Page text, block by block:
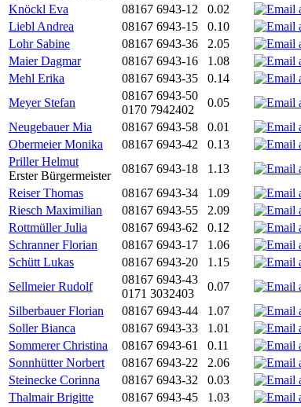
Knöckl Eva
08167 6943-12 0.02
Liebl Andrea
08167 6943-15 0.10
Lohr Sabine
08167 6943-36 2.05
Maier Dagmar
08167 6943-16 1.08
Mehl Erika
08167 6943-35 0.14
Meyer Stefan
08167 6943-50
0170 7942402
0.05
Neugebauer Mia
08167 6943-58 0.01
Obermeier Monika
08167 6943-42 0.13
Priller Helmut
Erster Bürgermeister
08167 6943-18 1.13
Reiser Thomas
08167 6943-34 1.09
Riesch Maximilian
08167 6943-55 2.09
Rottmüller Julia
08167 6943-62 0.12
Schranner Florian
08167 6943-17 1.06
Schütt Lukas
08167 6943-20 1.15
Sellmeier Rudolf
08167 6943-43
0171 3032403
0.07
Silberbauer Florian
08167 6943-44 1.07
Soller Bianca
08167 6943-33 1.01
Sommerer Christina
08167 6943-61 0.11
Sonnhütter Norbert
08167 6943-22 2.06
Steinecke Corinna
08167 6943-32 0.03
Thalmair Brigitte
08167 6943-45 1.03